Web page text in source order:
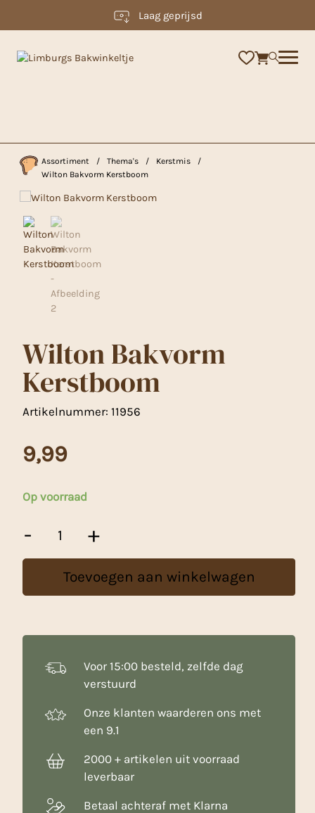
Laag geprijsd
Assortiment / Thema's / Kerstmis
/
Wilton Bakvorm Kerstboom
Wilton Bakvorm
Kerstboom
Artikelnummer: 11956
9,99
Op voorraad
-
Bakvorm
aantal
+
Toevoegen aan winkelwagen
Voor 15:00 besteld, zelfde dag
verstuurd
Onze klanten waarderen ons met
een 9.1
2000 + artikelen uit voorraad
leverbaar
Betaal achteraf met Klarna